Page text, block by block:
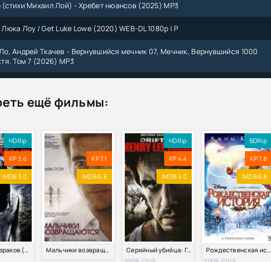
Михаил Лой) - Хребет нюансов (2025) MP3
Люка Лоу / Get Luke Lowe (2020) WEB-DL 1080p | P
Андрей Ткачев - Вернувшийся мечник 07, Мечник, Вернувшийся 1000
Том 7 (2026) МР3
Электроника все в одном для чайников. 3-е издание (2026) PDF
Андрей Ткачев - Вернувшийся мечник 06, Мечник, Вернувшийся 1000
Том 6 (2026) МР3
Ло, Андрей Ткачев - Вернувшийся мечник 05, Мечник, Вернувшийся 1000
Том 5 (2026) МР3
Андрей Ткачев - Мечник, Вернувшийся 1000 лет спустя [4 книги]
Андрей Ткачев - Вернувшийся мечник 02, Мечник, Вернувшийся 1000
Том 2 (2025) МР3
ещё фильмы:
HDRip
KP 3.6
IMDB 3.0
Месяц призраков (2009)
KP 7.1
IMDB 6.8
Мальчики возвращаются (2009) Смотреть Онлайн
HDRip
KP 4.4
IMDB 4.0
Серийный убийца: Генри Ли Лукас / Бродяга Генри Ли Лукас (2009)
BDRip
KP 7.8
IMDB 6.8
Рождественская история (2009)